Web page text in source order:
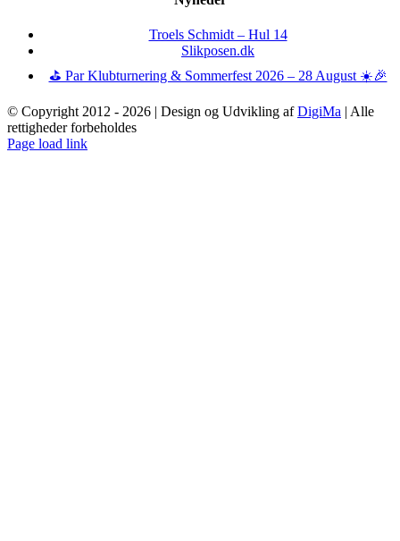
Troels Schmidt – Hul 14
Slikposen.dk
⛳ Par Klubturnering & Sommerfest 2026 – 28 August ☀️🎉
© Copyright 2012 - 2026 | Design og Udvikling afDigiMa | Alle
rettigheder forbeholdes
Page load link